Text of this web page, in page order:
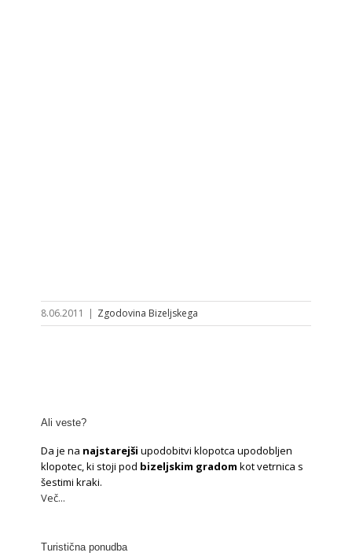
8.06.2011 | Zgodovina Bizeljskega
Ali veste?
Da je na najstarejši upodobitvi klopotca upodobljen
klopotec, ki stoji pod bizeljskim gradom kot vetrnica s
šestimi kraki.
Več...
Turistična ponudba